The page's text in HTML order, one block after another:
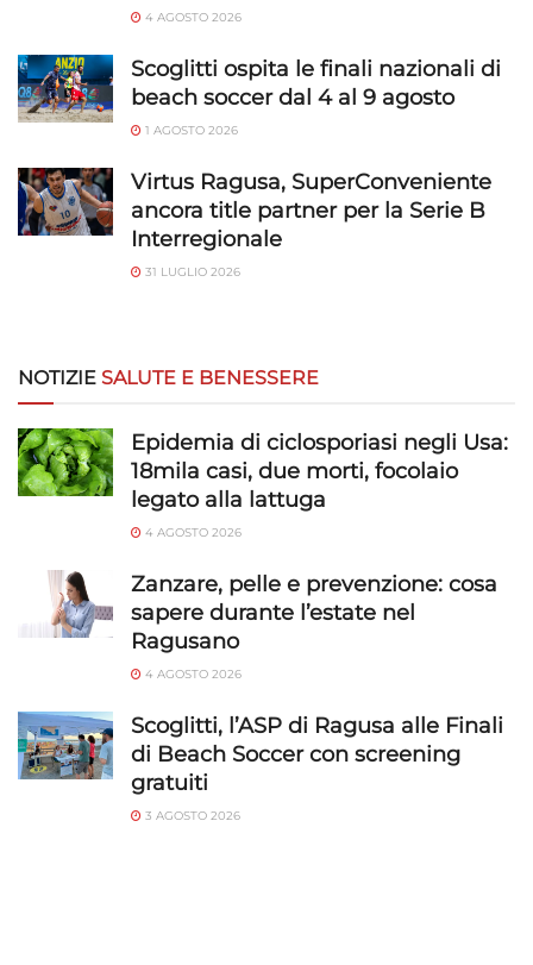
Garantire la sicurezza, prevenire e
e presentare pubblicità e contenuto,
Salvare e comunicare le scelte sulla
privacy.
Sempre attivo
4 AGOSTO 2026
Scoglitti ospita le finali nazionali di
beach soccer dal 4 al 9 agosto
1 AGOSTO 2026
Virtus Ragusa, SuperConveniente
ancora title partner per la Serie B
Interregionale
31 LUGLIO 2026
NOTIZIE SALUTE E BENESSERE
Epidemia di ciclosporiasi negli Usa:
18mila casi, due morti, focolaio
legato alla lattuga
4 AGOSTO 2026
Zanzare, pelle e prevenzione: cosa
sapere durante l’estate nel
Ragusano
4 AGOSTO 2026
Scoglitti, l’ASP di Ragusa alle Finali
di Beach Soccer con screening
gratuiti
3 AGOSTO 2026